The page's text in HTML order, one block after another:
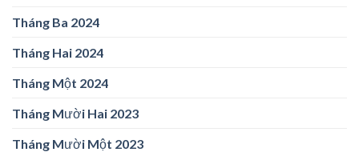
Tháng Ba 2024
Tháng Hai 2024
Tháng Một 2024
Tháng Mười Hai 2023
Tháng Mười Một 2023